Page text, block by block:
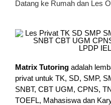
Datang ke Rumah dan Les
Matrix Tutoring adalah
privat untuk TK, SD, SMP,
SNBT, CBT UGM, CPNS,
TOEFL, Mahasiswa dan